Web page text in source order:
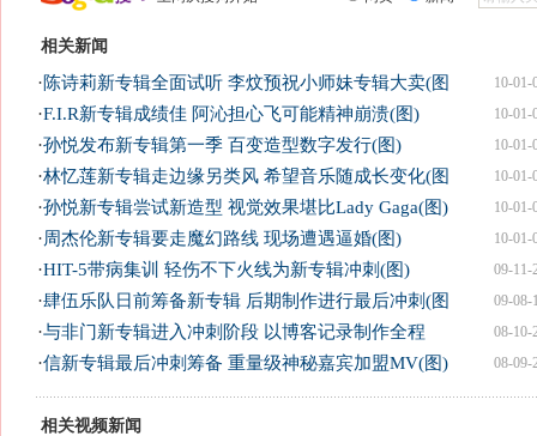
相关新闻
10-01-
·陈诗莉新专辑全面试听 李炆预祝小师妹专辑大卖(图
10-01-
·F.I.R新专辑成绩佳 阿沁担心飞可能精神崩溃(图)
10-01-
·孙悦发布新专辑第一季 百变造型数字发行(图)
10-01-
·林忆莲新专辑走边缘另类风 希望音乐随成长变化(图
10-01-
·孙悦新专辑尝试新造型 视觉效果堪比Lady Gaga(图)
10-01-
·周杰伦新专辑要走魔幻路线 现场遭遇逼婚(图)
09-11-
·HIT-5带病集训 轻伤不下火线为新专辑冲刺(图)
09-08-
·肆伍乐队日前筹备新专辑 后期制作进行最后冲刺(图
08-10-
·与非门新专辑进入冲刺阶段 以博客记录制作全程
08-09-
·信新专辑最后冲刺筹备 重量级神秘嘉宾加盟MV(图)
相关视频新闻